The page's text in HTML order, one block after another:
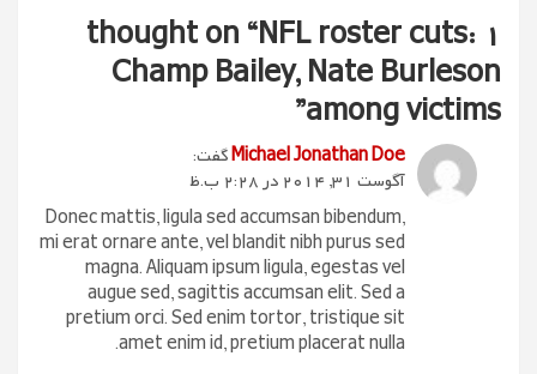
1 thought on “
NFL roster cuts:
Champ Bailey, Nate Burleson
among victims
”
Michael Jonathan Doeگفت:
آگوست 31, 2014 در 2:28 ب.ظ
Donec mattis, ligula sed accumsan bibendum,
mi erat ornare ante, vel blandit nibh purus sed
magna. Aliquam ipsum ligula, egestas vel
augue sed, sagittis accumsan elit. Sed a
pretium orci. Sed enim tortor, tristique sit
amet enim id, pretium placerat nulla.